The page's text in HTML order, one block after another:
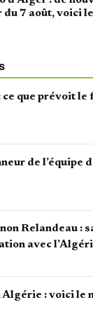
7 août, voici
ce que prévoit
de l’équipe
Relandeau :
avec
Algérie : voici le